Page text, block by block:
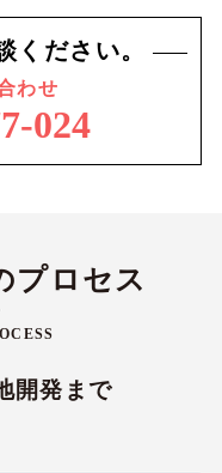
ください。
わせ
024
プロセス
開発まで